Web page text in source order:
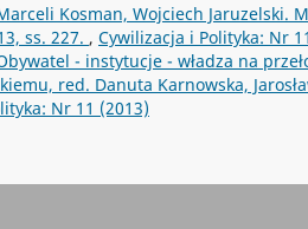
Kosman, Wojciech Jaruzelski.
ss. 227. , Cywilizacja i Polityka: Nr
- instytucje - władza na
red. Danuta Karnowska,
Nr 11 (2013)